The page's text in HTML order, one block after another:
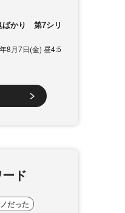
ばかり 第7シリ
8月7日(金) 昼4:5
ド
だった